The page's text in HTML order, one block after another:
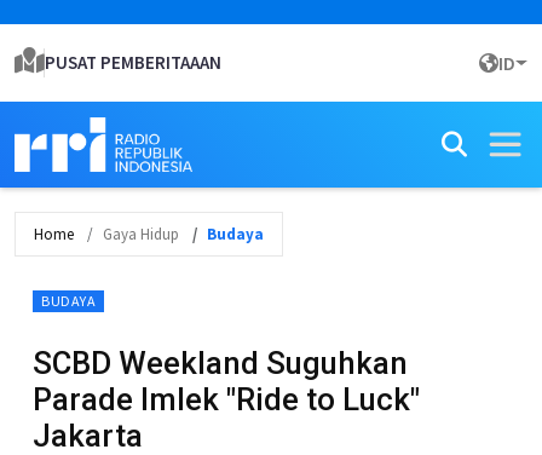
PUSAT PEMBERITAAAN ID
Home Gaya Hidup Budaya
BUDAYA
SCBD Weekland Suguhkan
Parade Imlek "Ride to Luck"
Jakarta